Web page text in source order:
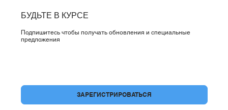
БУДЬТЕ В КУРСЕ
Подпишитесь чтобы получать обновления и специальные
предложения
ЗАРЕГИСТРИРОВАТЬСЯ